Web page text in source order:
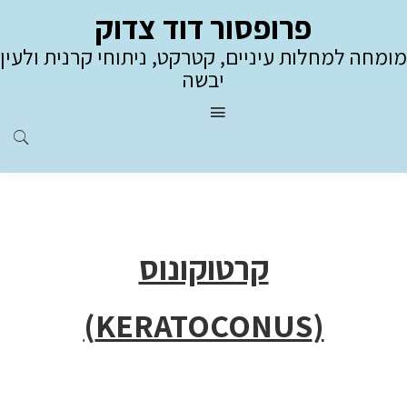
פרופסור דוד צדוק
מומחה למחלות עיניים, קטרקט, ניתוחי קרנית ולעין
יבשה
קרטוקונוס
(KERATOCONUS)